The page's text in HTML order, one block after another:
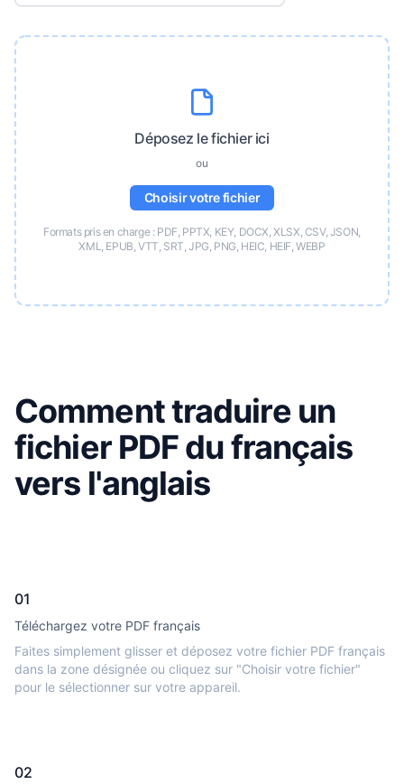
Déposez le fichier ici
ou
Choisir votre fichier
Formats pris en charge : PDF, PPTX, KEY, DOCX, XLSX, CSV, JSON,
XML, EPUB, VTT, SRT, JPG, PNG, HEIC, HEIF, WEBP
Comment traduire un
fichier PDF du français
vers l'anglais
01
Téléchargez votre PDF français
Faites simplement glisser et déposez votre fichier PDF français
dans la zone désignée ou cliquez sur "Choisir votre fichier"
pour le sélectionner sur votre appareil.
02